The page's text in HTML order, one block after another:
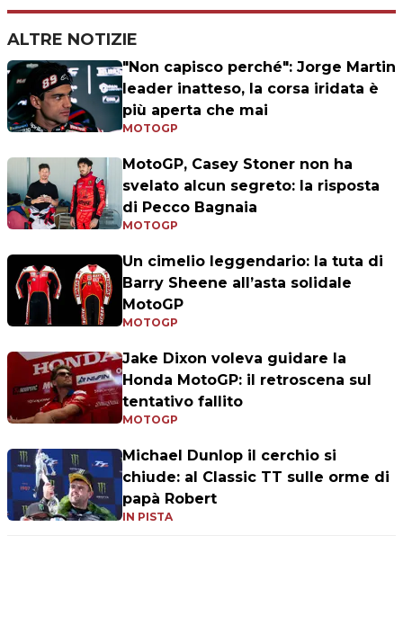
ALTRE NOTIZIE
"Non capisco perché": Jorge Martin
leader inatteso, la corsa iridata è
più aperta che mai
MOTOGP
MotoGP, Casey Stoner non ha
svelato alcun segreto: la risposta
di Pecco Bagnaia
MOTOGP
Un cimelio leggendario: la tuta di
Barry Sheene all’asta solidale
MotoGP
MOTOGP
Jake Dixon voleva guidare la
Honda MotoGP: il retroscena sul
tentativo fallito
MOTOGP
Michael Dunlop il cerchio si
chiude: al Classic TT sulle orme di
papà Robert
IN PISTA